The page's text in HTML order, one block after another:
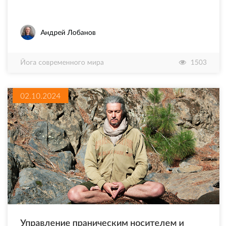
Андрей Лобанов
Йога современного мира 1503
Управление праническим носителем и
02.10.2024